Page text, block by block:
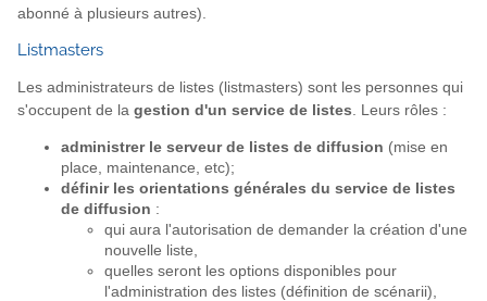
abonné à plusieurs autres).
Listmasters
Les administrateurs de listes (listmasters) sont les personnes qui
s'occupent de la gestion d'un service de listes . Leurs rôles :
administrer le serveur de listes de diffusion (mise en
place, maintenance, etc);
définir les orientations générales du service de listes
de diffusion :
qui aura l'autorisation de demander la création d'une
nouvelle liste,
quelles seront les options disponibles pour
l'administration des listes (définition de scénarii),